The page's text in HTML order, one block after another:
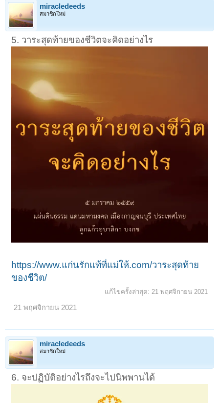
miracledeeds
สมาชิกใหม่
5. วาระสุดท้ายของชีวิตจะคิดอย่างไร
https://www.แก่นรักแท้ที่แม่ให้.com/วาระสุดท้าย
ของชีวิต/
แก้ไขครั้งล่าสุด: 21 พฤศจิกายน 2021
21 พฤศจิกายน 2021
miracledeeds
สมาชิกใหม่
6. จะปฏิบัติอย่างไรถึงจะไปนิพพานได้